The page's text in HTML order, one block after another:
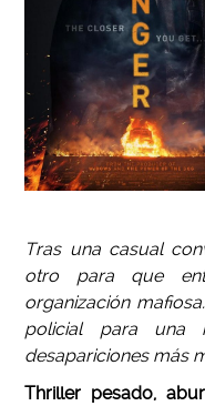
Tras una casual
otro para que
organización
policial para una
desapariciones más
Thriller pesado,